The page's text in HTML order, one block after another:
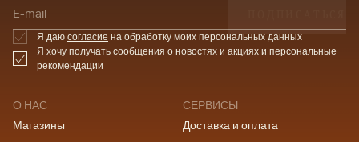
О НАС
Магазины
СЕРВИСЫ
Доставка и оплата
E-mail
Я даю согласие на обработку моих персональных данных
Я хочу получать сообщения о новостях и акциях и персональные
рекомендации